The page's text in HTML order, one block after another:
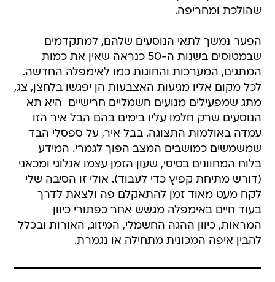
שהולכת ומחריפה.
הפער נמשך לתאי הנוסעים שלהם, למתקדמים
שבמטוסים בשנות ה-50 כנראה שאין את כמות
המתגים, המערכות והחוגות כמו לאימפלה החדשה.
לכל מקום אליו מגיעות האצבעות הן יפגשו בלחצן, צג,
מתג שמפעילים מנועים חשמליים חרישיים  היא תא
הנוסעים שרק חלמו עליו בימים בהם הבל איר הזו
עמדה באולמות התצוגה. בבל איר, על ספסלי הבד
שמשמשים כמושבים המצב הפוך לגמרי. המידע
בלוח המחוונים בסיסי, שעון הזמן עצמו אנלוגי ומכאני
(דורש מתיחת קפיץ כדי לעבוד). אולי זו הסיבה שלי
לקח מעט מאוד זמן להתאקלם פה ולצאת לדרך
בעוד חיים באימפלה מגשש אחר כפתורי כיוון
המראות, כיוון ההגה החשמלי, המיזוג, האורות ובכלל
להבין איפה המכונית מתחילה או נגמרת.